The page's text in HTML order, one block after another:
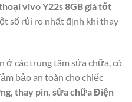
vivo Y22s 8GB giá tốt
số rủi ro nhất định khi thay
ở các trung tâm sửa chữa, có
bảo an toàn cho chiếc
thay pin, sửa chữa Điện